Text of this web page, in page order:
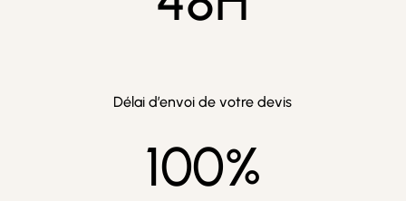
Délai d’envoi de votre devis
100%